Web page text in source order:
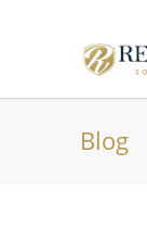
Blog